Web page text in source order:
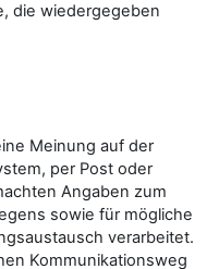
die wiedergegeben
Meinung auf der
per Post oder
Angaben zum
sowie für mögliche
verarbeitet.
Kommunikationsweg